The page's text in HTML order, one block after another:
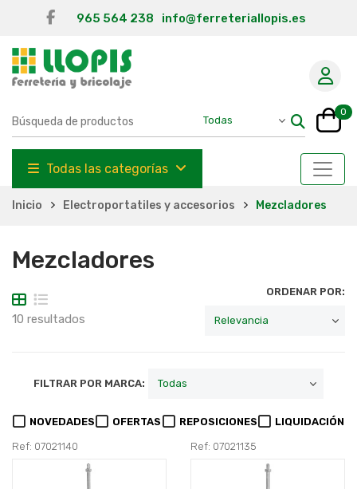
965 564 238 info@ferreteriallopis.es
0
Todas las categorías
Inicio Electroportatiles y accesorios Mezcladores
Mezcladores
10 resultados
ORDENAR POR:
FILTRAR POR MARCA:
NOVEDADES OFERTAS REPOSICIONES LIQUIDACIÓN
Ref: 07021140 Ref: 07021135